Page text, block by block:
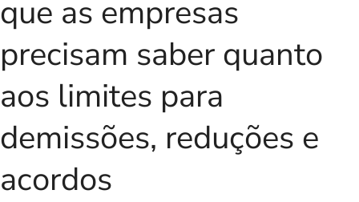
que as empresas
precisam saber quanto
aos limites para
demissões, reduções e
acordos